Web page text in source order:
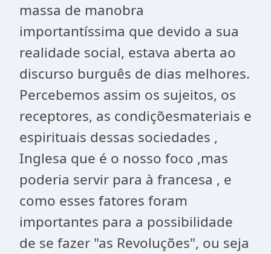
massa de manobra
importantíssima que devido a sua
realidade social, estava aberta ao
discurso burguês de dias melhores.
Percebemos assim os sujeitos, os
receptores, as condiçõesmateriais e
espirituais dessas sociedades ,
Inglesa que é o nosso foco ,mas
poderia servir para à francesa , e
como esses fatores foram
importantes para a possibilidade
de se fazer "as Revoluções", ou seja